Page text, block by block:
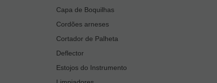
Capa de Boquilhas
Cordões arneses
Cortador de Palheta
Deflector
Estojos do Instrumento